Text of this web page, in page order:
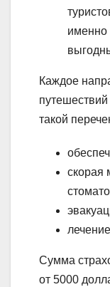
именно
Каждое
такой
скорая
Сумма
от 5000